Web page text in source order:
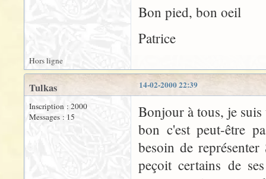
Bon pied, bon oeil
Patrice
Hors ligne
14-02-2000 22:39
Tulkas
Inscription : 2000
Messages : 15
Bonjour à tous, je
bon c'est peut-être
besoin de
peçoit certains de